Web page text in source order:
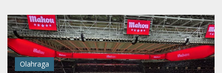
konten
Olahraga